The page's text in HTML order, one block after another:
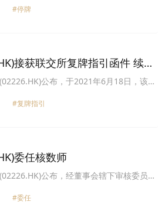
东交待2020年全年业绩的编制及刊发进
股份自2021年3月30日上午九时正起暂停
#停牌
接获联交所复牌指引函件 续停
公布，于2021年6月18日，该公
财务业绩，并处理任何审核修订事宜；(ii)
条；及(iii)公布所有重大资料，以便该
#复牌指引
委任核数师
公布，经董事会辖下审核委员会
日起生效，以填补因安永辞任而出现的遗
#委任